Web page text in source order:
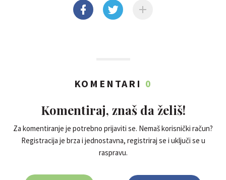
KOMENTARI 0
Komentiraj, znaš da želiš!
Za komentiranje je potrebno prijaviti se. Nemaš korisnički račun?
Registracija je brza i jednostavna, registriraj se i uključi se u
raspravu.